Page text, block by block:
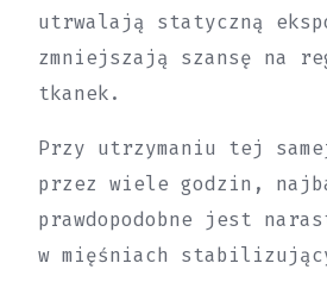
utrwalają statyczną
zmniejszają szansę na
tkanek.
Przy utrzymaniu tej
przez wiele godzin,
prawdopodobne jest
w mięśniach